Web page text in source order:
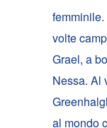
volte
Grael, a
Nessa. Al
al mondo